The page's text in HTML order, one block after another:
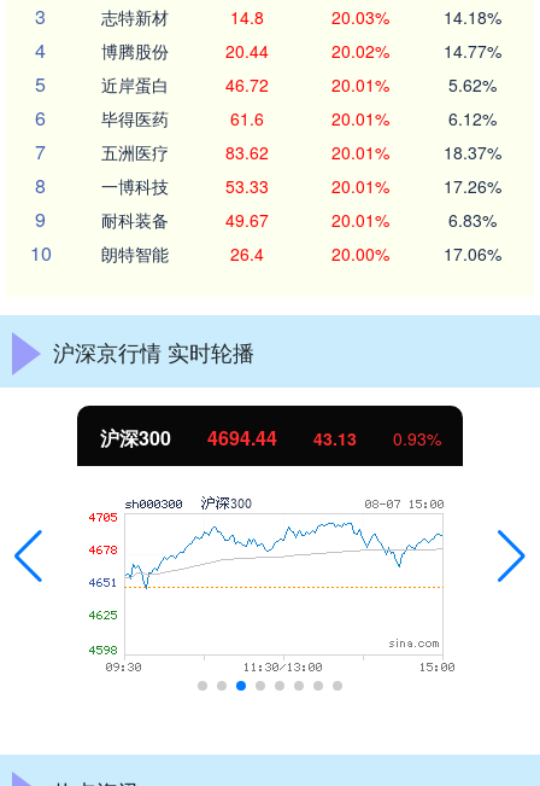
3 志特新材 14.8 20.03% 14.18%
4 博腾股份 20.44 20.02% 14.77%
5 近岸蛋白 46.72 20.01% 5.62%
6 毕得医药 61.6 20.01% 6.12%
7 五洲医疗 83.62 20.01% 18.37%
8 一博科技 53.33 20.01% 17.26%
9 耐科装备 49.67 20.01% 6.83%
10 朗特智能 26.4 20.00% 17.06%
沪深京行情 实时轮播
沪深300 4694.44 43.13 0.93%